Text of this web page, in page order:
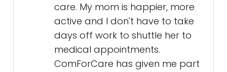
care. My mom is happier, more
active and I don't have to take
days off work to shuttle her to
medical appointments.
ComForCare has given me part